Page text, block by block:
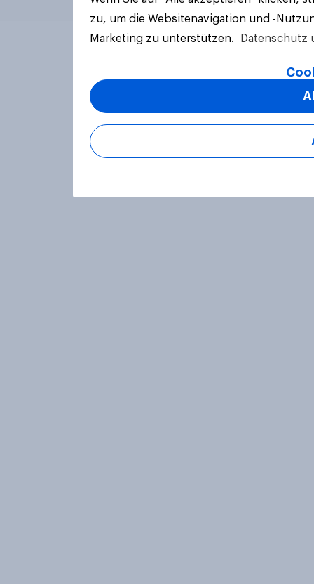
zu, um die Websitenavigation und -
Marketing zu unterstützen.
Datenschutz